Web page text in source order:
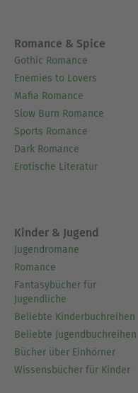
Romance & Spice
Gothic Romance
Enemies to Lovers
Mafia Romance
Slow Burn Romance
Sports Romance
Dark Romance
Erotische Literatur
Kinder & Jugend
Jugendromane
Romance
Fantasybücher für
Jugendliche
Beliebte Kinderbuchreihen
Beliebte Jugendbuchreihen
Bücher über Einhörner
Wissensbücher für Kinder